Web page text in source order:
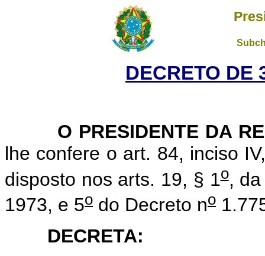
DECRETO DE
O PRESIDENTE DA
lhe confere o art. 84, inciso
disposto nos arts. 19, § 1o,
1973, e 5o do Decreto no
DECRETA: